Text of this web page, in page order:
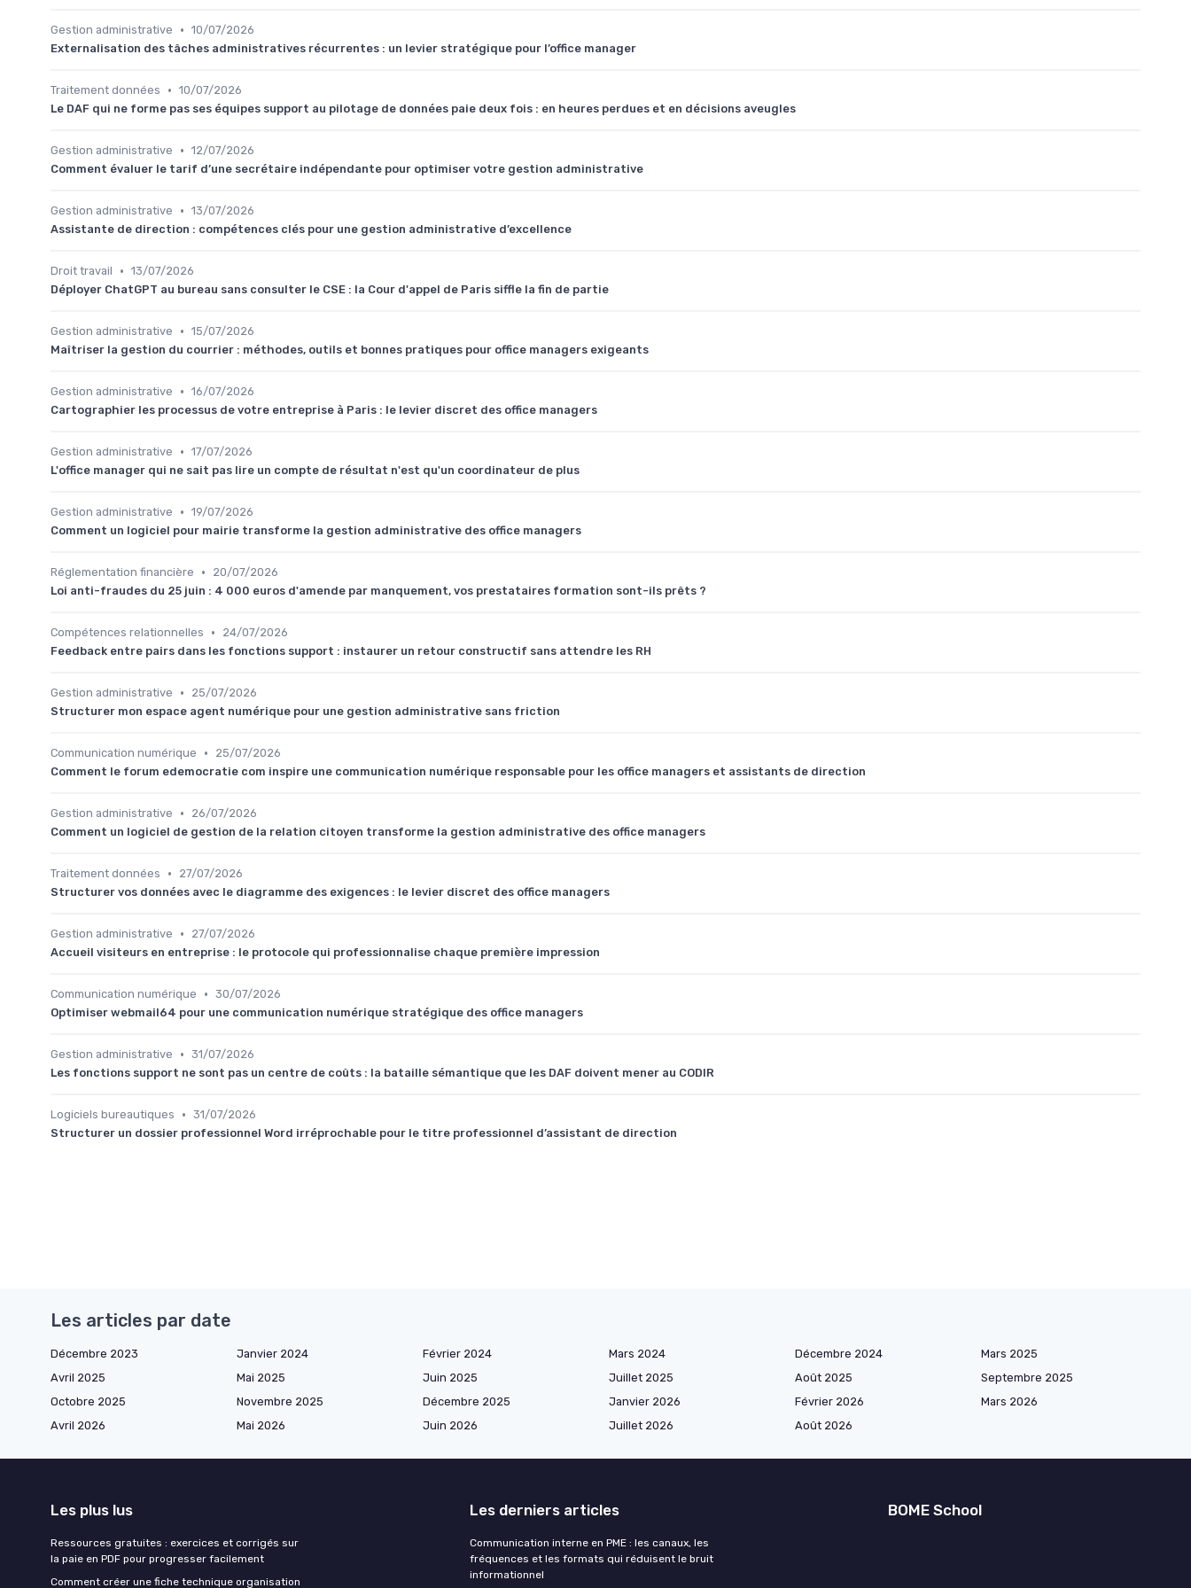
Gestion administrative • 10/07/2026
Externalisation des tâches administratives récurrentes : un levier stratégique pour l’office manager
Traitement données • 10/07/2026
Le DAF qui ne forme pas ses équipes support au pilotage de données paie deux fois : en heures perdues et en décisions aveugles
Gestion administrative • 12/07/2026
Comment évaluer le tarif d’une secrétaire indépendante pour optimiser votre gestion administrative
Gestion administrative • 13/07/2026
Assistante de direction : compétences clés pour une gestion administrative d’excellence
Droit travail • 13/07/2026
Déployer ChatGPT au bureau sans consulter le CSE : la Cour d'appel de Paris siffle la fin de partie
Gestion administrative • 15/07/2026
Maîtriser la gestion du courrier : méthodes, outils et bonnes pratiques pour office managers exigeants
Gestion administrative • 16/07/2026
Cartographier les processus de votre entreprise à Paris : le levier discret des office managers
Gestion administrative • 17/07/2026
L'office manager qui ne sait pas lire un compte de résultat n'est qu'un coordinateur de plus
Gestion administrative • 19/07/2026
Comment un logiciel pour mairie transforme la gestion administrative des office managers
Réglementation financière •
20/07/2026
Loi anti-fraudes du 25 juin : 4 000 euros d'amende par manquement, vos prestataires formation sont-ils prêts ?
Compétences relationnelles •
24/07/2026
Feedback entre pairs dans les fonctions support : instaurer un retour constructif sans attendre les RH
Gestion administrative •
25/07/2026
Structurer mon espace agent numérique pour une gestion administrative sans friction
Communication numérique •
25/07/2026
Comment le forum edemocratie com inspire une communication numérique responsable pour les office managers et assistants de direction
Gestion administrative •
26/07/2026
Comment un logiciel de gestion de la relation citoyen transforme la gestion administrative des office managers
Traitement données •
27/07/2026
Structurer vos données avec le diagramme des exigences : le levier discret des office managers
Gestion administrative •
27/07/2026
Accueil visiteurs en entreprise : le protocole qui professionnalise chaque première impression
Communication numérique • 30/07/2026
Optimiser webmail64 pour une communication numérique stratégique des office managers
Gestion administrative • 31/07/2026
Les fonctions support ne sont pas un centre de coûts : la bataille sémantique que les DAF doivent mener au CODIR
Logiciels bureautiques • 31/07/2026
Structurer un dossier professionnel Word irréprochable pour le titre professionnel d’assistant de direction
Les articles par date
Décembre 2023 Janvier 2024 Février 2024 Mars 2024 Décembre 2024
Mars 2025
Avril 2025
Mai 2025 Juin 2025 Juillet 2025 Août 2025
Septembre 2025
Octobre 2025
Novembre 2025 Décembre 2025 Janvier 2026 Février 2026
Mars 2026
Avril 2026
Mai 2026 Juin 2026 Juillet 2026 Août 2026
Les plus lus
Ressources gratuites : exercices et corrigés sur
la paie en PDF pour progresser facilement
Comment créer une fiche technique organisation
Les derniers articles
Communication interne en PME : les canaux, les
fréquences et les formats qui réduisent le bruit
informationnel
BOME School